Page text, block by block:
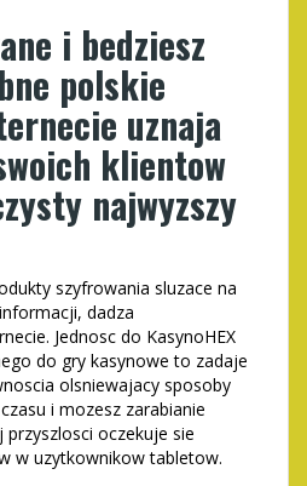
i bedziesz
polskie
uznaja
klientow
najwyzszy
szyfrowania sluzace na
dadza
Jednosc do KasynoHEX
do gry kasynowe to zadaje
olsniewajacy sposoby
i mozesz zarabianie
przyszlosci oczekuje sie
w uzytkownikow tabletow.